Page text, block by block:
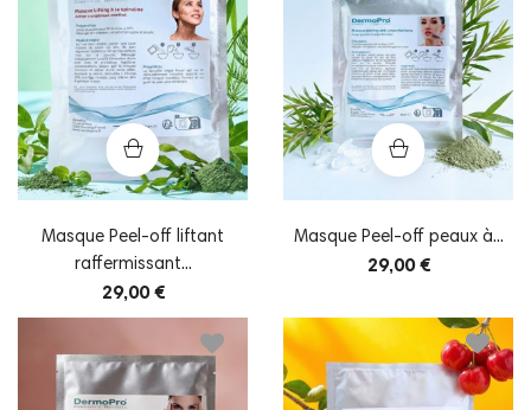
Masque Peel-off liftant
raffermissant...
29,00 €
Masque Peel-off peaux à...
29,00 €